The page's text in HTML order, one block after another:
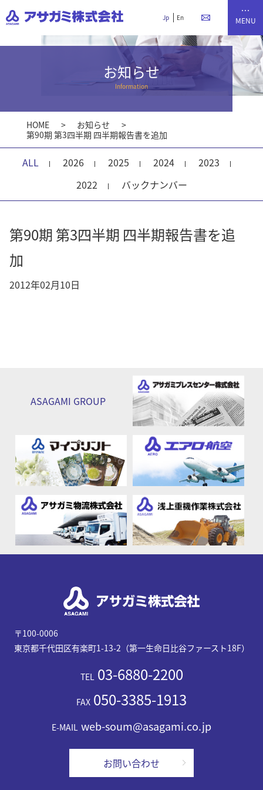
Jp En
お知らせ
Information
HOME
お知らせ
第90期 第3四半期 四半期報告書を追加
ALL 2026 2025 2024
2023
2022
バックナンバー
第90期 第3四半期 四半期報告書を追
加
2012年02月10日
ASAGAMI GROUP
〒100-0006
東京都千代田区有楽町1-13-2（第一生命日比谷ファースト18F）
TEL 03-6880-2200
FAX 050-3385-1913
E-MAIL web-soum@asagami.co.jp
お問い合わせ